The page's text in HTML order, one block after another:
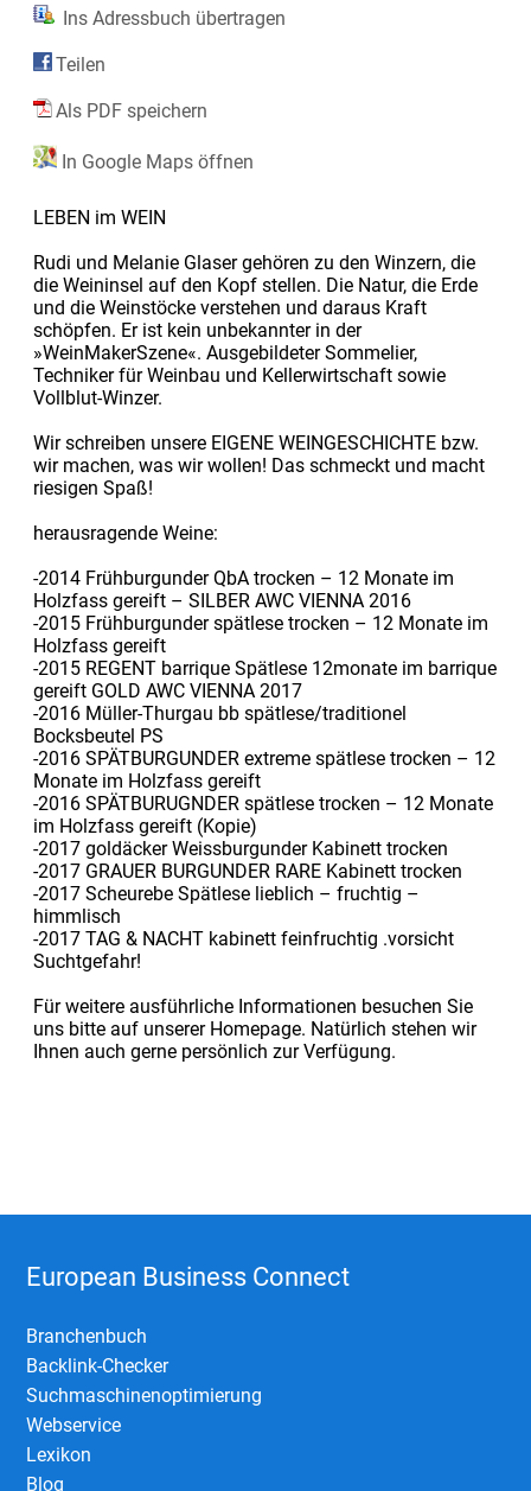
Ins Adressbuch übertragen
Teilen
Als PDF speichern
In Google Maps öffnen
LEBEN im WEIN
Rudi und Melanie Glaser gehören zu den Winzern, die
die Weininsel auf den Kopf stellen. Die Natur, die Erde
und die Weinstöcke verstehen und daraus Kraft
schöpfen. Er ist kein unbekannter in der
»WeinMakerSzene«. Ausgebildeter Sommelier,
Techniker für Weinbau und Kellerwirtschaft sowie
Vollblut-Winzer.
Wir schreiben unsere EIGENE WEINGESCHICHTE bzw.
wir machen, was wir wollen! Das schmeckt und macht
riesigen Spaß!
herausragende Weine:
-2014 Frühburgunder QbA trocken – 12 Monate im
Holzfass gereift – SILBER AWC VIENNA 2016
-2015 Frühburgunder spätlese trocken – 12 Monate im
Holzfass gereift
-2015 REGENT barrique Spätlese 12monate im barrique
gereift GOLD AWC VIENNA 2017
-2016 Müller-Thurgau bb spätlese/traditionel
Bocksbeutel PS
-2016 SPÄTBURGUNDER extreme spätlese trocken – 12
Monate im Holzfass gereift
-2016 SPÄTBURUGNDER spätlese trocken – 12 Monate
im Holzfass gereift (Kopie)
-2017 goldäcker Weissburgunder Kabinett trocken
-2017 GRAUER BURGUNDER RARE Kabinett trocken
-2017 Scheurebe Spätlese lieblich – fruchtig –
himmlisch
-2017 TAG & NACHT kabinett feinfruchtig .vorsicht
Suchtgefahr!
Für weitere ausführliche Informationen besuchen Sie
uns bitte auf unserer Homepage. Natürlich stehen wir
Ihnen auch gerne persönlich zur Verfügung.
European Business Connect
Branchenbuch
Backlink-Checker
Suchmaschinenoptimierung
Webservice
Lexikon
Blog